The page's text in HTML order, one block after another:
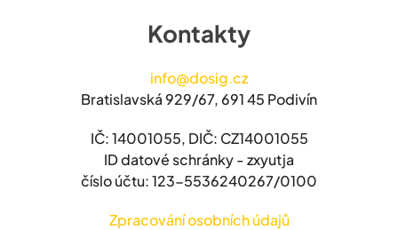
Kontakty
info@dosig.cz
Bratislavská 929/67, 691 45 Podivín
IČ: 14001055, DIČ: CZ14001055
ID datové schránky - zxyutja
číslo účtu: 123-5536240267/0100
Zpracování osobních údajů